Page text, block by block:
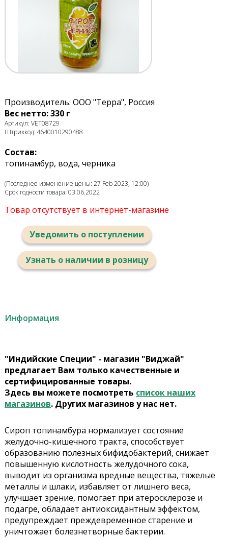
Производитель: ООО "Терра", Россия
Вес нетто: 330 г
Артикул: VET08729
Штрихкод: 4640010290488
Состав:
топинамбур, вода, черника
(Последнее изменение цены: 27 Feb 2023, 12:00)
Срок годности товара: 03.06.2022
Товар отсутствует в интернет-магазине
Уведомить о поступлении
Узнать о наличии в розницу
Информация
"Индийские Специи" - магазин "Виджай"
предлагает Вам только качественные и
сертифицированные товары.
Здесь вы можете посмотреть список наших
магазинов. Других магазинов у нас нет.
Сироп топинамбура нормализует состояние
желудочно-кишечного тракта, способствует
образованию полезных бифидобактерий, снижает
повышенную кислотность желудочного сока,
выводит из организма вредные вещества, тяжелые
металлы и шлаки, избавляет от лишнего веса,
улучшает зрение, помогает при атеросклерозе и
подагре, обладает антиоксидантным эффектом,
предупреждает преждевременное старение и
уничтожает болезнетворные бактерии.